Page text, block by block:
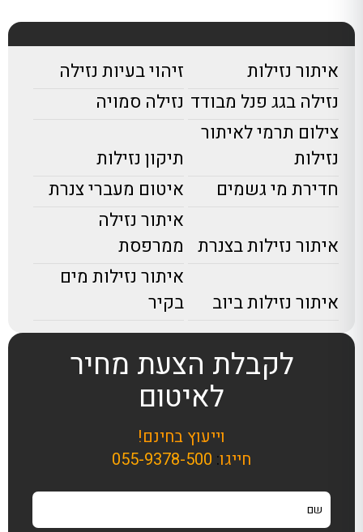
איתור נזילות
זיהוי בעיות נזילה
נזילה בגג פנל מבודד נזילה סמויה
צילום תרמי לאיתור
נזילות
תיקון נזילות
חדירת מי גשמים
איטום מעברי צנרת
איתור נזילות בצנרת
איתור נזילה
ממרפסת
איתור נזילות ביוב
איתור נזילות מים
בקיר
לקבלת הצעת מחיר
לאיטום
וייעוץ בחינם!
חייגו:
055-9378-500